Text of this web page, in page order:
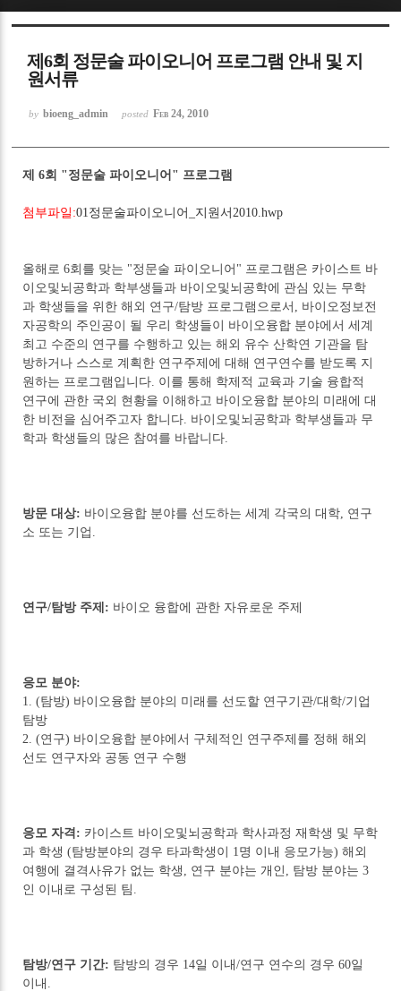
제6회 정문술 파이오니어 프로그램 안내 및 지
원서류
by bioeng_admin posted Feb 24, 2010
제 6회 "정문술 파이오니어" 프로그램
첨부파일:01정문술파이오니어_지원서2010.hwp
올해로 6회를 맞는 "정문술 파이오니어" 프로그램은 카이스트 바
이오및뇌공학과 학부생들과 바이오및뇌공학에 관심 있는 무학
과 학생들을 위한 해외 연구/탐방 프로그램으로서, 바이오정보전
자공학의 주인공이 될 우리 학생들이 바이오융합 분야에서 세계
최고 수준의 연구를 수행하고 있는 해외 유수 산학연 기관을 탐
방하거나 스스로 계획한 연구주제에 대해 연구연수를 받도록 지
원하는 프로그램입니다. 이를 통해 학제적 교육과 기술 융합적
연구에 관한 국외 현황을 이해하고 바이오융합 분야의 미래에 대
한 비전을 심어주고자 합니다. 바이오및뇌공학과 학부생들과 무
학과 학생들의 많은 참여를 바랍니다.
방문 대상: 바이오융합 분야를 선도하는 세계 각국의 대학, 연구
소 또는 기업.
연구/탐방 주제: 바이오 융합에 관한 자유로운 주제
응모 분야:
1. (탐방) 바이오융합 분야의 미래를 선도할 연구기관/대학/기업
탐방
2. (연구) 바이오융합 분야에서 구체적인 연구주제를 정해 해외
선도 연구자와 공동 연구 수행
응모 자격: 카이스트 바이오및뇌공학과 학사과정 재학생 및 무학
과 학생 (탐방분야의 경우 타과학생이 1명 이내 응모가능) 해외
여행에 결격사유가 없는 학생, 연구 분야는 개인, 탐방 분야는 3
인 이내로 구성된 팀.
탐방/연구 기간: 탐방의 경우 14일 이내/연구 연수의 경우 60일
이내.
Sketchbook5, 스케치북5
Sketchbook5, 스케치북5